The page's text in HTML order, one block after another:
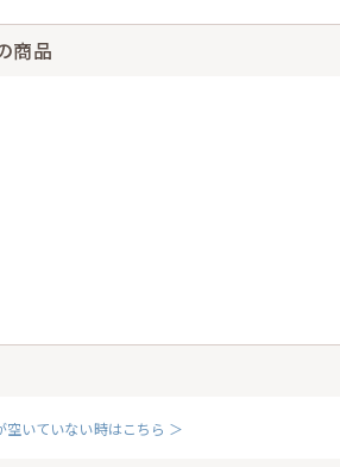
商品
空いていない時はこちら ＞